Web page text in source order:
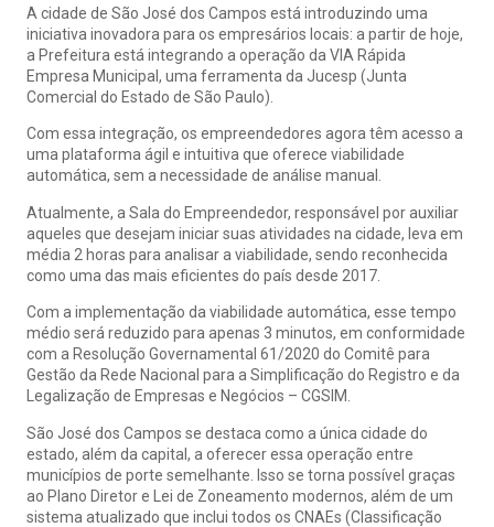
A cidade de São José dos Campos está introduzindo uma
iniciativa inovadora para os empresários locais: a partir de hoje,
a Prefeitura está integrando a operação da VIA Rápida
Empresa Municipal, uma ferramenta da Jucesp (Junta
Comercial do Estado de São Paulo).
Com essa integração, os empreendedores agora têm acesso a
uma plataforma ágil e intuitiva que oferece viabilidade
automática, sem a necessidade de análise manual.
Atualmente, a Sala do Empreendedor, responsável por auxiliar
aqueles que desejam iniciar suas atividades na cidade, leva em
média 2 horas para analisar a viabilidade, sendo reconhecida
como uma das mais eficientes do país desde 2017.
Com a implementação da viabilidade automática, esse tempo
médio será reduzido para apenas 3 minutos, em conformidade
com a Resolução Governamental 61/2020 do Comitê para
Gestão da Rede Nacional para a Simplificação do Registro e da
Legalização de Empresas e Negócios – CGSIM.
São José dos Campos se destaca como a única cidade do
estado, além da capital, a oferecer essa operação entre
municípios de porte semelhante. Isso se torna possível graças
ao Plano Diretor e Lei de Zoneamento modernos, além de um
sistema atualizado que inclui todos os CNAEs (Classificação